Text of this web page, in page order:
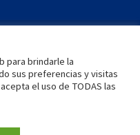
TERMS OF SERVICE
POLICY
POLÍTICA DE PRIVACIDAD
para brindarle la
sus preferencias y visitas
el uso de TODAS las